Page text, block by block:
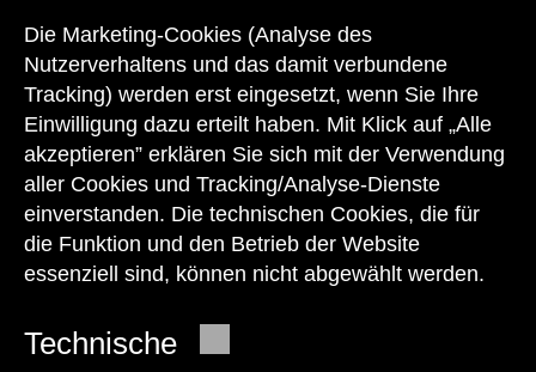
Die Marketing-Cookies (Analyse des
Nutzerverhaltens und das damit verbundene
Tracking) werden erst eingesetzt, wenn Sie Ihre
Einwilligung dazu erteilt haben. Mit Klick auf „Alle
akzeptieren” erklären Sie sich mit der Verwendung
aller Cookies und Tracking/Analyse-Dienste
einverstanden. Die technischen Cookies, die für
die Funktion und den Betrieb der Website
essenziell sind, können nicht abgewählt werden.
Technische
zu den Öffnungszeiten des Museums
auch telefonisch zur Verfügung:
+43 1 505 87 47 85173
service@wienmuseum.at
© 2026 Wien Museum